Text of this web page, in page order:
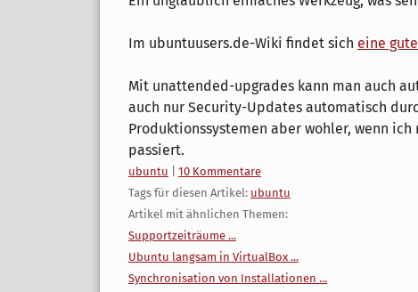
Im ubuntuusers.de-Wiki findet sich eine
Mit unattended-upgrades kann man auch
auch nur Security-Updates automatisch
Produktionssystemen aber wohler, wenn
passiert.
Kategorien:
ubuntu
10 Kommentare
Tags für diesen Artikel: ubuntu
Artikel mit ähnlichen Themen:
Supportzeiträume ...
Ubuntu langsam in VirtualBox ...
Synchronisation von Installationen ...